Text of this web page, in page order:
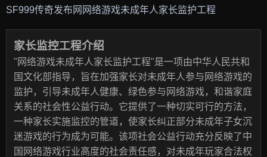
SF999传奇发布网网络游戏未成年人家长监护工程
家长监控工程介绍
"网络游戏未成年人家长监护工程"是一项由中华人民共和
国文化部指导，旨在加强家长对未成年人参与网络游戏的
监护，引导未成年人健康、绿色参与网络游戏，和谐家庭
关系的社会性公益行动。它提供了一种切实可行的方法，
一种家长实施监控的管道，使家长纠正部分未成年子女沉
迷游戏的行为成为可能。该项社会公益行动充分反映了中
国网络游戏行业高度的社会责任感，对未成年玩家合法权